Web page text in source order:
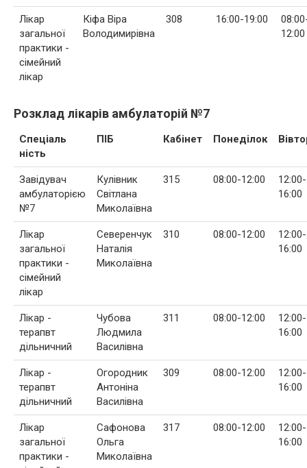
Лікар
загальної
практики -
сімейний
лікар
Кіфа Віра
Володимирівна
308 16:00-19:00
12:00
Розклад лікарів амбулаторій №7
Спеціаль
ність
ПІБ Кабінет Понеділок
Завідувач
амбулаторією
№7
Кулівник
Світлана
Миколаївна
315 08:00-12:00
12:00-
16:00
Лікар
загальної
практики -
сімейний
лікар
Северенчук
Наталія
Миколаївна
310 08:00-12:00
12:00-
16:00
Лікар -
терапвт
дільничний
Чубова
Людмила
Василівна
311 08:00-12:00
12:00-
16:00
Лікар -
терапвт
дільничний
Огородник
Антоніна
Василівна
309 08:00-12:00
12:00-
16:00
Лікар
загальної
практики -
Сафонова
Ольга
Миколаївна
317 08:00-12:00
12:00-
16:00